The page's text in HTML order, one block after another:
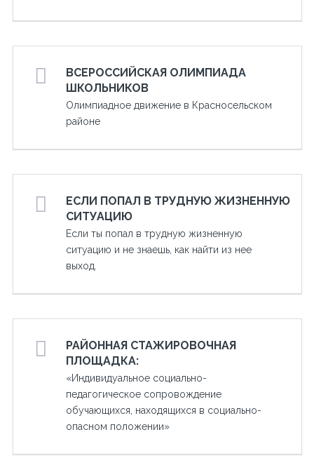
ВСЕРОССИЙСКАЯ ОЛИМПИАДА
ШКОЛЬНИКОВ
Олимпиадное движение в Красносельском
районе
ЕСЛИ ПОПАЛ В ТРУДНУЮ ЖИЗНЕННУЮ
СИТУАЦИЮ
Если ты попал в трудную жизненную
ситуацию и не знаешь, как найти из нее
выход.
РАЙОННАЯ СТАЖИРОВОЧНАЯ
ПЛОЩАДКА:
«Индивидуальное социально-
педагогическое сопровождение
обучающихся, находящихся в социально-
опасном положении»